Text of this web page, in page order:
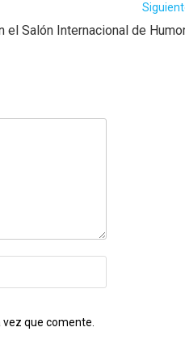
el Salón Internacional de
que comente.